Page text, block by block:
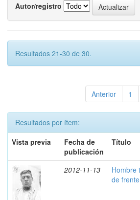
Autor/registro
Resultados 21-30 de 30.
Anterior 1
Resultados por ítem:
Vista previa
Fecha de
publicación
Título
2012-11-13
Hombre
de